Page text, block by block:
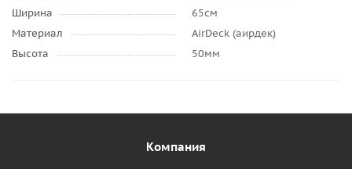
Ширина
65см
Материал
AirDeck (аирдек)
Высота
50мм
Компания